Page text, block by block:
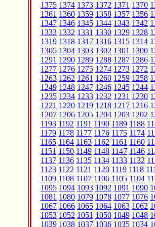
1375 1374 1373 1372 1371 1370
1361 1360 1359 1358 1357 1356
1347 1346 1345 1344 1343 1342
1333 1332 1331 1330 1329 1328
1319 1318 1317 1316 1315 1314
1305 1304 1303 1302 1301 1300
1291 1290 1289 1288 1287 1286
1277 1276 1275 1274 1273 1272
1263 1262 1261 1260 1259 1258
1249 1248 1247 1246 1245 1244
1235 1234 1233 1232 1231 1230
1221 1220 1219 1218 1217 1216
1207 1206 1205 1204 1203 1202
1193 1192 1191 1190 1189 1188
1179 1178 1177 1176 1175 1174
1165 1164 1163 1162 1161 1160
1151 1150 1149 1148 1147 1146
1137 1136 1135 1134 1133 1132
1123 1122 1121 1120 1119 1118
1109 1108 1107 1106 1105 1104
1095 1094 1093 1092 1091 1090
1081 1080 1079 1078 1077 1076
1067 1066 1065 1064 1063 1062
1053 1052 1051 1050 1049 1048
1039 1038 1037 1036 1035 1034